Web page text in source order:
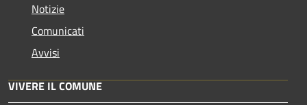
Notizie
Comunicati
Avvisi
VIVERE IL COMUNE